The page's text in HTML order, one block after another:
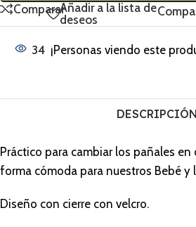
CompararAñadir a la lista de
deseos
34 ¡Personas viendo este
DESCRIPCIÓN
Práctico para cambiar los pañales en
forma cómoda para nuestros Bebé y
Diseño con cierre con velcro.